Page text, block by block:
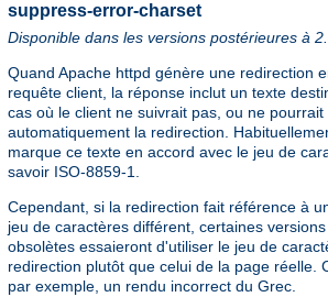
suppress-error-charset
Disponible dans les versions postérieures à
Quand Apache httpd génère une redirection
requête client, la réponse inclut un texte
cas où le client ne suivrait pas, ou ne pourrait
automatiquement la redirection.
marque ce texte en accord avec le jeu de
savoir ISO-8859-1.
Cependant, si la redirection fait référence à
jeu de caractères différent, certaines
obsolètes essaieront d'utiliser le jeu de
redirection plutôt que celui de la page réelle.
par exemple, un rendu incorrect du Grec.